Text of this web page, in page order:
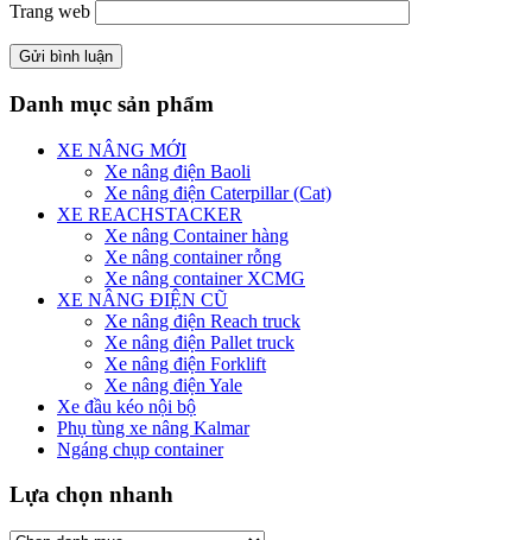
Trang web
Danh mục sản phẩm
XE NÂNG MỚI
Xe nâng điện Baoli
Xe nâng điện Caterpillar (Cat)
XE REACHSTACKER
Xe nâng Container hàng
Xe nâng container rỗng
Xe nâng container XCMG
XE NÂNG ĐIỆN CŨ
Xe nâng điện Reach truck
Xe nâng điện Pallet truck
Xe nâng điện Forklift
Xe nâng điện Yale
Xe đầu kéo nội bộ
Phụ tùng xe nâng Kalmar
Ngáng chụp container
Lựa chọn nhanh